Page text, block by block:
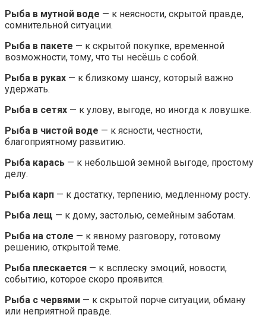
Рыба в мутной воде — к неясности, скрытой правде,
сомнительной ситуации.
Рыба в пакете — к скрытой покупке, временной
возможности, тому, что ты несёшь с собой.
Рыба в руках — к близкому шансу, который важно
удержать.
Рыба в сетях — к улову, выгоде, но иногда к ловушке.
Рыба в чистой воде — к ясности, честности,
благоприятному развитию.
Рыба карась — к небольшой земной выгоде, простому
делу.
Рыба карп — к достатку, терпению, медленному росту.
Рыба лещ — к дому, застолью, семейным заботам.
Рыба на столе — к явному разговору, готовому
решению, открытой теме.
Рыба плескается — к всплеску эмоций, новости,
событию, которое скоро проявится.
Рыба с червями — к скрытой порче ситуации, обману
или неприятной правде.